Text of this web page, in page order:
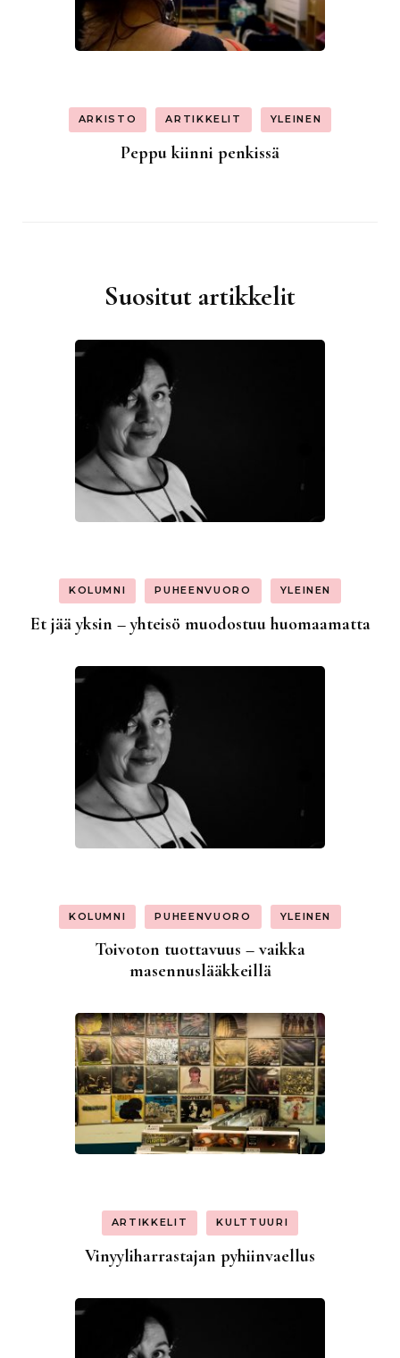
ARKISTO ARTIKKELIT YLEINEN
Peppu kiinni penkissä
Suositut artikkelit
KOLUMNI PUHEENVUORO YLEINEN
Et jää yksin – yhteisö muodostuu huomaamatta
KOLUMNI PUHEENVUORO YLEINEN
Toivoton tuottavuus – vaikka
masennuslääkkeillä
ARTIKKELIT KULTTUURI
Vinyyliharrastajan pyhiinvaellus